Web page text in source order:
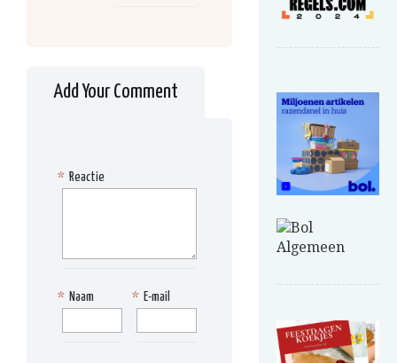
Add Your Comment
Reactie
*
Naam
* E-mail
*